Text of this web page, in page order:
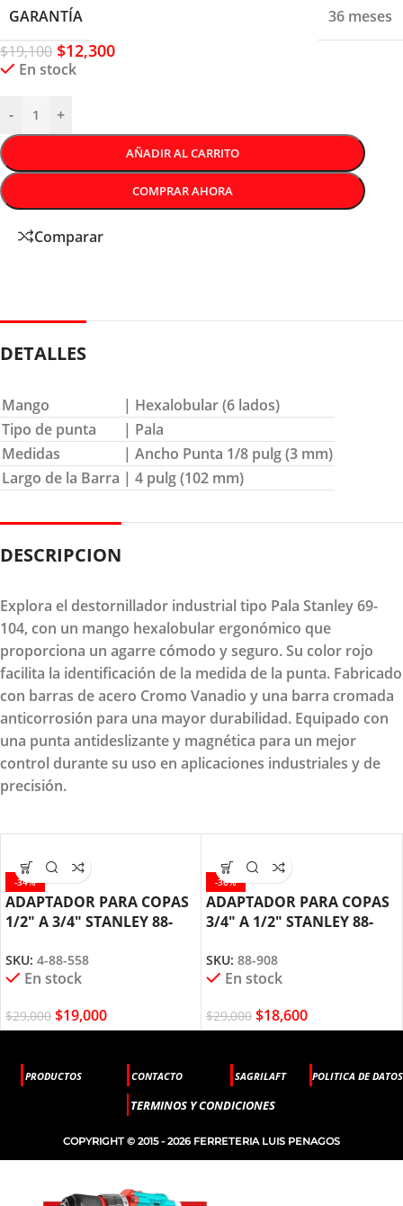
GARANTÍA
36 meses
$19,100 $12,300
En stock
- +
AÑADIR AL CARRITO
COMPRAR AHORA
Comparar
DETALLES
Mango
| Hexalobular (6 lados)
Tipo de punta
| Pala
Medidas
| Ancho Punta 1/8 pulg (3 mm)
Largo de la Barra | 4 pulg (102 mm)
DESCRIPCION
Explora el destornillador industrial tipo Pala Stanley 69-
104, con un mango hexalobular ergonómico que
proporciona un agarre cómodo y seguro. Su color rojo
facilita la identificación de la medida de la punta. Fabricado
con barras de acero Cromo Vanadio y una barra cromada
anticorrosión para una mayor durabilidad. Equipado con
una punta antideslizante y magnética para un mejor
control durante su uso en aplicaciones industriales y de
precisión.
-34%
ADAPTADOR PARA COPAS
1/2″ A 3/4″ STANLEY 88-
SKU: 4-88-558
En stock
$29,000 $19,000
-36%
ADAPTADOR PARA COPAS
3/4″ A 1/2″ STANLEY 88-
SKU: 88-908
En stock
$29,000 $18,600
PRODUCTOS CONTACTO SAGRILAFT POLITICA DE DATOS
TERMINOS Y CONDICIONES
COPYRIGHT © 2015 - 2026 FERRETERIA LUIS PENAGOS